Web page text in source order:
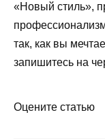
«Новый стиль»,
так, как вы
запишитесь на
Оцените статью